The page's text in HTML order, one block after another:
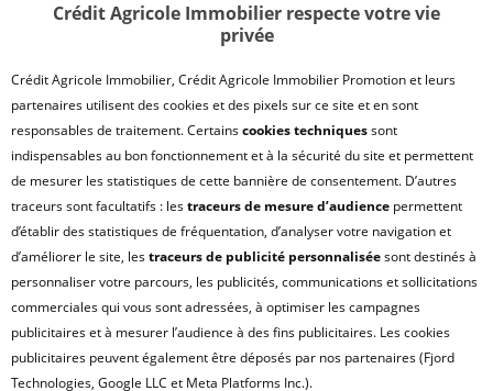
SATISFACTION CLIENT
UN PROBLÈME SUR LE SITE ?
PLAN DU SITE
QUI SOMMES NOUS ?
MODULE DE GESTION DES COOKIES
HONORAIRES TRANSACTION
HONORAIRES GESTION LOCATIVE
GESTION DE VOS DONNÉES PERSONNELLES
Crédit Agricole Immobilier respecte votre vie
privée
Crédit Agricole Immobilier, Crédit Agricole Immobilier Promotion et leurs
partenaires utilisent des cookies et des pixels sur ce site et en sont
responsables de traitement. Certainscookies techniquessont
indispensables au bon fonctionnement et à la sécurité du site et permettent
de mesurer les statistiques de cette bannière de consentement. D’autres
traceurs sont facultatifs : lestraceurs de mesure d’audience permettent
d’établir des statistiques de fréquentation, d’analyser votre navigation et
d’améliorer le site, lestraceurs de publicité personnaliséesont destinés à
personnaliser votre parcours, les publicités, communications et sollicitations
commerciales qui vous sont adressées, à optimiser les campagnes
publicitaires et à mesurer l’audience à des fins publicitaires. Les cookies
publicitaires peuvent également être déposés par nos partenaires (Fjord
Technologies, Google LLC et Meta Platforms Inc.).